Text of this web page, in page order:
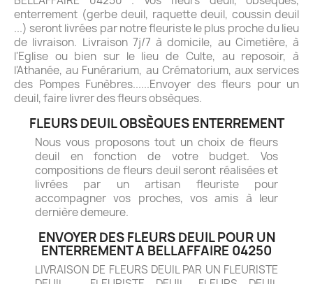
enterrement (gerbe deuil, raquette deuil, coussin deuil
...) seront livrées par notre fleuriste le plus proche du lieu
de livraison. Livraison 7j/7 à domicile, au Cimetière, à
l'Eglise ou bien sur le lieu de Culte, au reposoir, à
l'Athanée, au Funérarium, au Crématorium, aux services
des Pompes Funèbres......Envoyer des fleurs pour un
deuil, faire livrer des fleurs obsèques.
FLEURS DEUIL OBSÈQUES ENTERREMENT
Nous vous proposons tout un choix de fleurs
deuil en fonction de votre budget. Vos
compositions de fleurs deuil seront réalisées et
livrées par un artisan fleuriste pour
accompagner vos proches, vos amis à leur
dernière demeure.
ENVOYER DES FLEURS DEUIL POUR UN
ENTERREMENT A BELLAFFAIRE 04250
LIVRAISON DE FLEURS DEUIL PAR UN FLEURISTE